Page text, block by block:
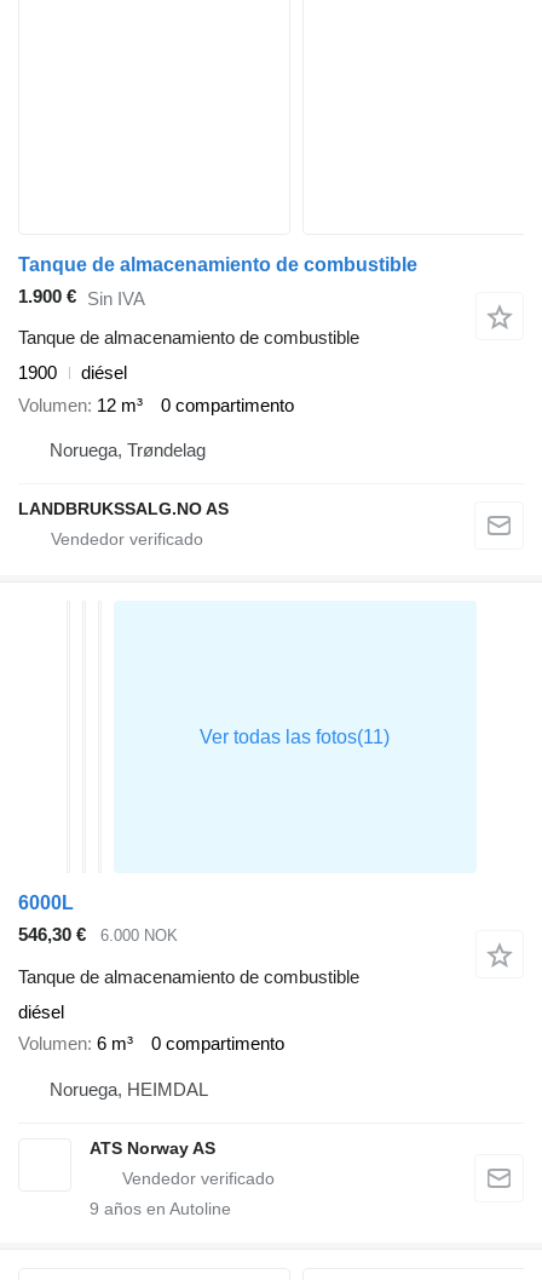
Tanque de almacenamiento de combustible
1.900 € Sin IVA
Tanque de almacenamiento de combustible
1900
diésel
Volumen 12 m³ 0 compartimento
Noruega, Trøndelag
LANDBRUKSSALG.NO AS
6000L
546,30 €
6.000 NOK
Tanque de almacenamiento de combustible
diésel
Volumen 6 m³ 0 compartimento
Noruega, HEIMDAL
ATS Norway AS
9 años en Autoline